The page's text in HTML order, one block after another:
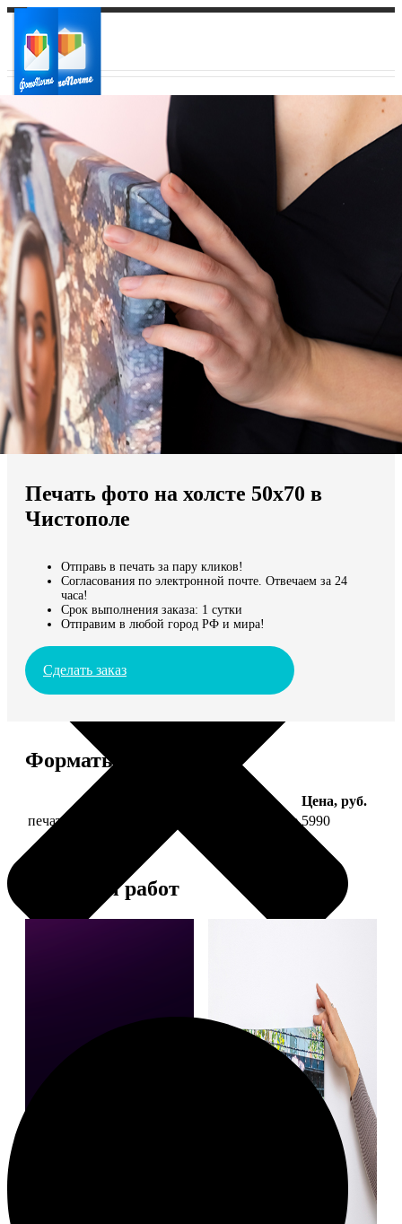
Ваш город:
Ваш регион доставки
Выберите из списка:
Мы доставляем по всему миру
Продолжить без города
Печать фото на холсте 50х70 в
Чистополе
Отправь в печать за пару кликов!
Согласования по электронной почте. Отвечаем за 24
часа!
Срок выполнения заказа: 1 сутки
Отправим в любой город РФ и мира!
Сделать заказ
Форматы и цены
Цена, руб.
печать фото на холсте 50х70 на подрамнике 5990
Примеры работ